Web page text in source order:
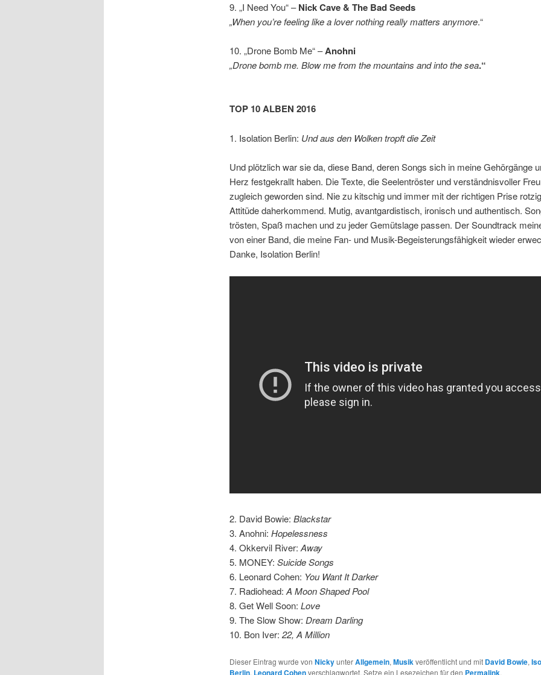
9. „I Need You“ –Nick Cave & The Bad Seeds
„When you’re feeling like a lover nothing really matters anymore.“
10. „Drone Bomb Me“ –Anohni
„Drone bomb me. Blow me from the mountains and into the sea.“
TOP 10 ALBEN 2016
1. Isolation Berlin: Und aus den Wolken tropft die Zeit
Und plötzlich war sie da, diese Band, deren Songs sich in meine Gehörgänge
Herz festgekrallt haben. Die Texte, die Seelentröster und verständnisvoller
zugleich geworden sind. Nie zu kitschig und immer mit der richtigen Prise
Attitüde daherkommend. Mutig, avantgardistisch, ironisch und authentisch.
trösten, Spaß machen und zu jeder Gemütslage passen. Der Soundtrack
von einer Band, die meine Fan- und Musik-Begeisterungsfähigkeit wieder
Danke, Isolation Berlin!
2. David Bowie: Blackstar
3. Anohni: Hopelessness
4. Okkervil River: Away
5. MONEY: Suicide Songs
6. Leonard Cohen: You Want It Darker
7. Radiohead: A Moon Shaped Pool
8. Get Well Soon: Love
9. The Slow Show: Dream Darling
10. Bon Iver: 22, A Million
Dieser Eintrag wurde von NickyunterAllgemein, Musikveröffentlicht und mit David Bowie,
Berlin, Leonard Cohenverschlagwortet. Setze ein Lesezeichen für den Permalink.